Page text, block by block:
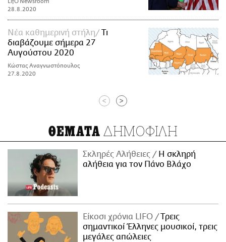
28.8.2020
Νέα καθημερινή στήλη
Τι
διαβάζουμε σήμερα 27
Αυγούστου 2020
Κώστας Αναγνωστόπουλος
27.8.2020
< >
ΘΕΜΑΤΑ ΔΗΜΟΦΙΛΗ
Σκληρές Αλήθειες
H σκληρή
αλήθεια για τον Πάνο Βλάχο
Είκοσι χρόνια LIFO
Tρεις
σημαντικοί Έλληνες μουσικοί, τρεις
μεγάλες απώλειες